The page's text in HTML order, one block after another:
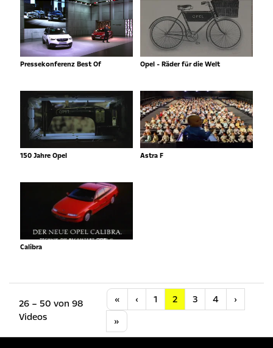
Pressekonferenz Best Of Opel - Räder für die Welt
150 Jahre Opel Astra F
Calibra
26 – 50 von 98
Videos
«Anfang
‹Vorherige
1 2 3 4 ›Nächste
»Letzte